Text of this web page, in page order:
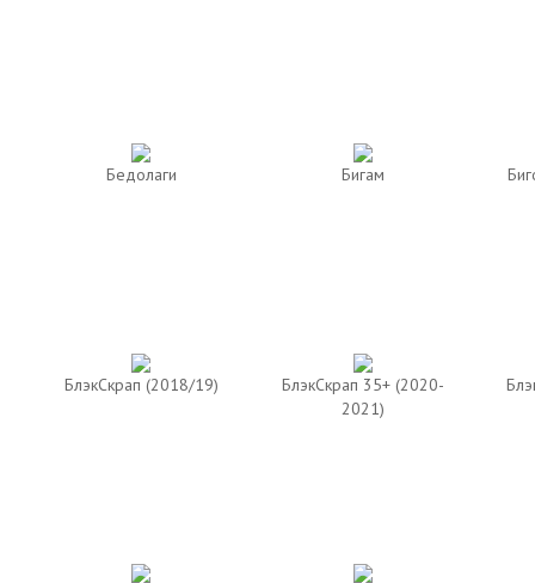
Бедолаги Бигам
БлэкСкрап (2018/19)
БлэкСкрап 35+ (2020-
2021)